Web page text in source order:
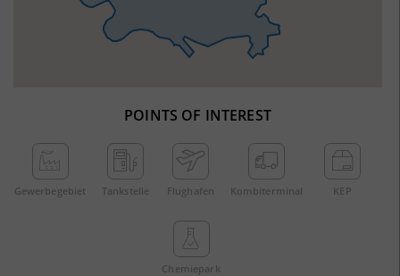
POINTS OF INTEREST
Gewerbe­gebiet Tankstelle Flughafen Kombi­terminal KEP
Chemie­park